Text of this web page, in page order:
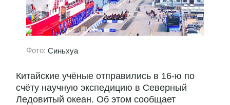
Фото: Синьхуа
Китайские учёные отправились в 16-ю по
счёту научную экспедицию в Северный
Ледовитый океан. Об этом сообщает